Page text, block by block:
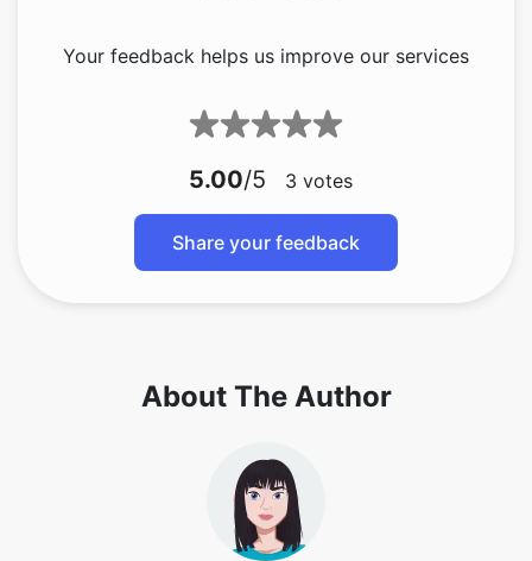
Your feedback helps us improve our services
5.00/5 3 votes
Share your feedback
About The Author